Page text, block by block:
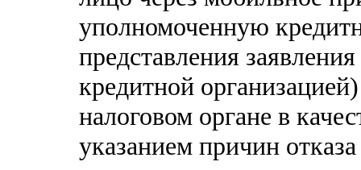
уполномоченную
представления
кредитной
налоговом органе в
указанием причин